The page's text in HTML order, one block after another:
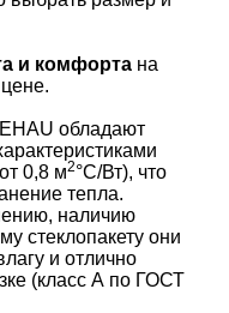
и комфорта на
обладают
0,8 м2°С/Вт), что
тепла.
наличию
стеклопакету они
и отлично
(класс А по ГОСТ